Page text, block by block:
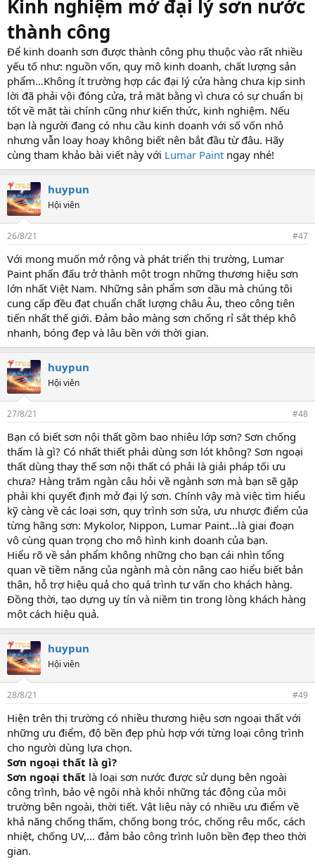
Kinh nghiệm mở đại lý sơn nước
thành công
Để kinh doanh sơn được thành công phụ thuộc vào rất nhiều
yếu tố như: nguồn vốn, quy mô kinh doanh, chất lượng sản
phẩm…Không ít trường hợp các đại lý cửa hàng chưa kịp sinh
lời đã phải vội đóng cửa, trả mặt bằng vì chưa có sự chuẩn bị
tốt về mặt tài chính cũng như kiến thức, kinh nghiệm. Nếu
bạn là người đang có nhu cầu kinh doanh với số vốn nhỏ
nhưng vẫn loay hoay không biết nên bắt đầu từ đâu. Hãy
cùng tham khảo bài viết này với Lumar Paint ngay nhé!
huypun
Hội viên
26/8/21 #47
Với mong muốn mở rộng và phát triển thị trường, Lumar
Paint phấn đấu trở thành một trogn những thương hiệu sơn
lớn nhất Việt Nam. Những sản phẩm sơn dầu mà chúng tôi
cung cấp đều đạt chuẩn chất lượng châu Âu, theo công tiên
tiến nhất thế giới. Đảm bảo màng sơn chống rỉ sắt thép khô
nhanh, bóng đẹp và lâu bền với thời gian.
huypun
Hội viên
27/8/21 #48
Bạn có biết sơn nội thất gồm bao nhiêu lớp sơn? Sơn chống
thấm là gì? Có nhất thiết phải dùng sơn lót không? Sơn ngoại
thất dùng thay thế sơn nội thất có phải là giải pháp tối ưu
chưa? Hàng trăm ngàn câu hỏi về ngành sơn mà bạn sẽ gặp
phải khi quyết định mở đại lý sơn. Chính vậy mà việc tìm hiểu
kỹ càng về các loại sơn, quy trình sơn sửa, ưu nhược điểm của
từng hãng sơn: Mykolor, Nippon, Lumar Paint…là giai đoạn
vô cùng quan trọng cho mô hình kinh doanh của bạn.
Hiểu rõ về sản phẩm không những cho bạn cái nhìn tổng
quan về tiềm năng của ngành mà còn nâng cao hiểu biết bản
thân, hỗ trợ hiệu quả cho quá trình tư vấn cho khách hàng.
Đồng thời, tạo dựng uy tín và niềm tin trong lòng khách hàng
một cách hiệu quả.
huypun
Hội viên
28/8/21 #49
Hiện trên thị trường có nhiều thương hiệu sơn ngoại thất với
những ưu điểm, độ bền đẹp phù hợp với từng loại công trình
cho người dùng lựa chọn.
Sơn ngoại thất là gì?
Sơn ngoại thất là loại sơn nước được sử dụng bên ngoài
công trình, bảo vệ ngôi nhà khỏi những tác động của môi
trường bên ngoài, thời tiết. Vật liệu này có nhiều ưu điểm về
khả năng chống thấm, chống bong tróc, chống rêu mốc, cách
nhiệt, chống UV,… đảm bảo công trình luôn bền đẹp theo thời
gian.